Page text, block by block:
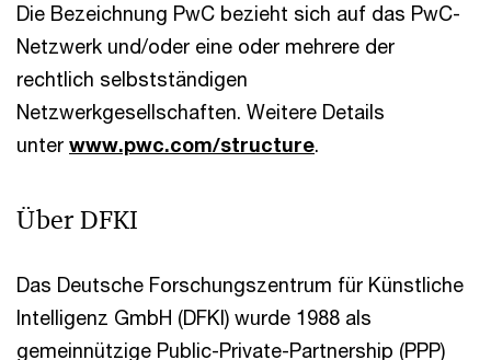
Die Bezeichnung PwC bezieht sich auf das PwC-
Netzwerk und/oder eine oder mehrere der
rechtlich selbstständigen
Netzwerkgesellschaften. Weitere Details
unter www.pwc.com/structure.
Über DFKI
Das Deutsche Forschungszentrum für Künstliche
Intelligenz GmbH (DFKI) wurde 1988 als
gemeinnützige Public-Private-Partnership (PPP)